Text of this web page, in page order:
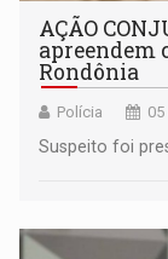
AÇÃO
apreendem
Rondônia
Polícia
Suspeito foi